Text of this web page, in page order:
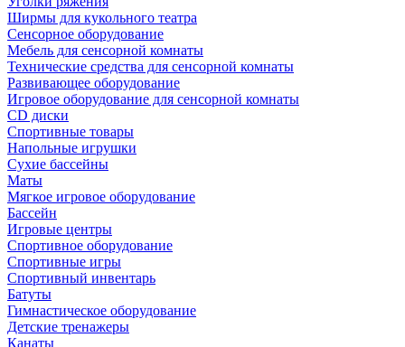
Ширмы для кукольного театра
Сенсорное оборудование
Мебель для сенсорной комнаты
Технические средства для сенсорной комнаты
Развивающее оборудование
Игровое оборудование для сенсорной комнаты
CD диски
Спортивные товары
Напольные игрушки
Сухие бассейны
Маты
Мягкое игровое оборудование
Бассейн
Игровые центры
Спортивное оборудование
Спортивные игры
Спортивный инвентарь
Батуты
Гимнастическое оборудование
Детские тренажеры
Канаты